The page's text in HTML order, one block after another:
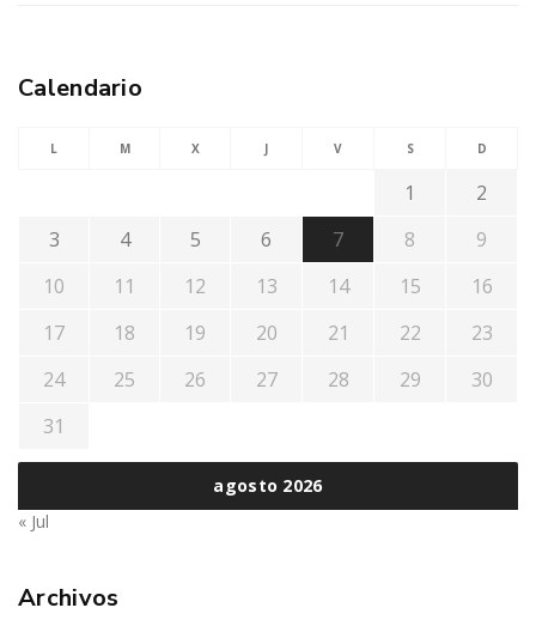
Calendario
agosto 2026
L M X J V S D
1
2
3
4 5 6 7 8
9
10
11 12 13 14 15
16
17
18 19 20 21 22
23
24
25 26 27 28 29
30
31
« Jul
Archivos